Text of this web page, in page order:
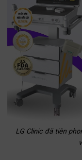
LG Clinic đã tiên